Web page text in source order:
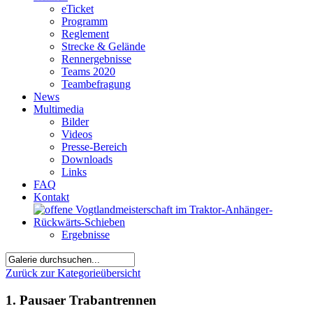
eTicket
Programm
Reglement
Strecke & Gelände
Rennergebnisse
Teams 2020
Teambefragung
News
Multimedia
Bilder
Videos
Presse-Bereich
Downloads
Links
FAQ
Kontakt
Ergebnisse
Zurück zur Kategorieübersicht
1. Pausaer Trabantrennen